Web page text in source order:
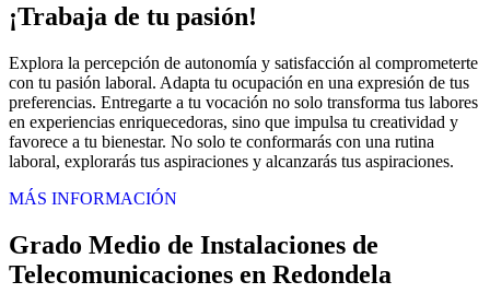
¡Trabaja de tu pasión!
Explora la percepción de autonomía y satisfacción al comprometerte
con tu pasión laboral. Adapta tu ocupación en una expresión de tus
preferencias. Entregarte a tu vocación no solo transforma tus labores
en experiencias enriquecedoras, sino que impulsa tu creatividad y
favorece a tu bienestar. No solo te conformarás con una rutina
laboral, explorarás tus aspiraciones y alcanzarás tus aspiraciones.
MÁS INFORMACIÓN
Grado Medio de Instalaciones de
Telecomunicaciones en Redondela